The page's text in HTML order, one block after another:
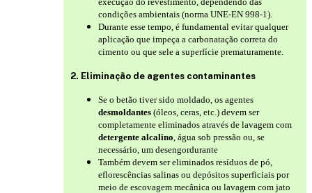
condições ambientais (norma UNE-EN 998-1).
Durante esse tempo, é fundamental evitar qualquer
aplicação que impeça a carbonatação correta do
cimento ou que sele a superfície prematuramente.
2. Eliminação de agentes contaminantes
Se o betão tiver sido moldado, os agentes
desmoldantes (óleos, ceras, etc.) devem ser
completamente eliminados através de lavagem com
detergente alcalino, água sob pressão ou, se
necessário, um desengordurante
Também devem ser eliminados resíduos de pó,
eflorescências salinas ou depósitos superficiais por
meio de escovagem mecânica ou lavagem com jato